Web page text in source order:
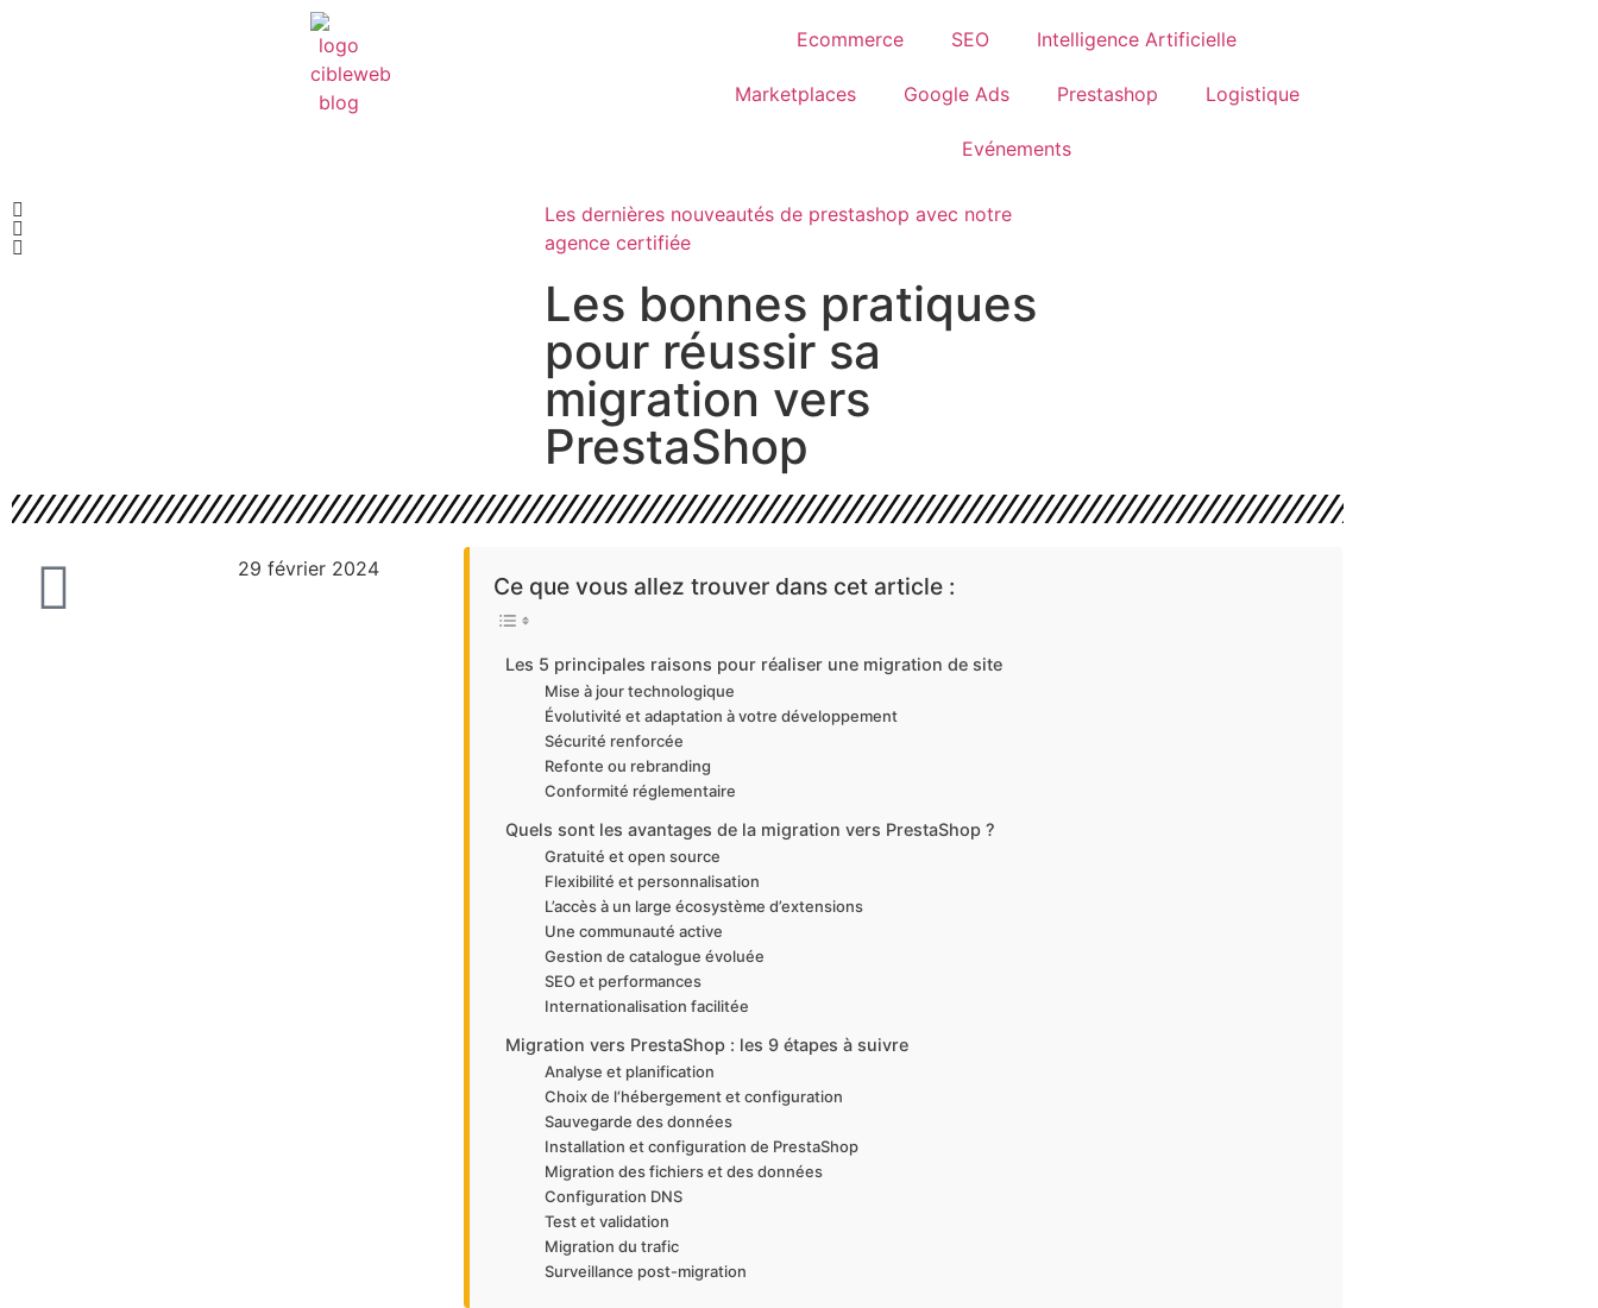
Ecommerce SEO Intelligence Artificielle
Marketplaces Google Ads Prestashop Logistique
Evénements
Les dernières nouveautés de prestashop avec notre
agence certifiée
Les bonnes pratiques
pour réussir sa
migration vers
PrestaShop
29 février 2024
Ce que vous allez trouver dans cet article :
Les 5 principales raisons pour réaliser une migration de site
Mise à jour technologique
Évolutivité et adaptation à votre développement
Sécurité renforcée
Refonte ou rebranding
Conformité réglementaire
Quels sont les avantages de la migration vers PrestaShop ?
Gratuité et open source
Flexibilité et personnalisation
L’accès à un large écosystème d’extensions
Une communauté active
Gestion de catalogue évoluée
SEO et performances
Internationalisation facilitée
Migration vers PrestaShop : les 9 étapes à suivre
Analyse et planification
Choix de l‘hébergement et configuration
Sauvegarde des données
Installation et configuration de PrestaShop
Migration des fichiers et des données
Configuration DNS
Test et validation
Migration du trafic
Surveillance post-migration